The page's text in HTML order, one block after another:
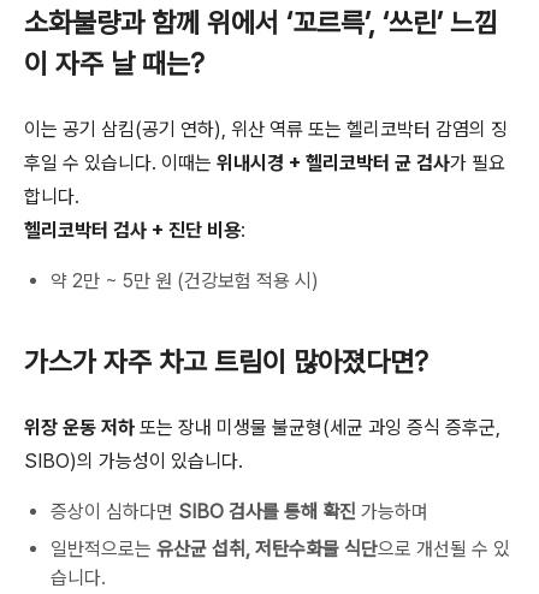
소화불량과 함께 위에서 ‘꼬르륵’, ‘쓰린’ 느낌
이 자주 날 때는?
이는 공기 삼킴(공기 연하), 위산 역류 또는 헬리코박터 감염의 징
후일 수 있습니다. 이때는 위내시경 + 헬리코박터 균 검사가 필요
합니다.
헬리코박터 검사 + 진단 비용:
약 2만 ~ 5만 원 (건강보험 적용 시)
가스가 자주 차고 트림이 많아졌다면?
위장 운동 저하 또는 장내 미생물 불균형(세균 과잉 증식 증후군,
SIBO)의 가능성이 있습니다.
증상이 심하다면 SIBO 검사를 통해 확진 가능하며
일반적으로는 유산균 섭취, 저탄수화물 식단으로 개선될 수 있
습니다.